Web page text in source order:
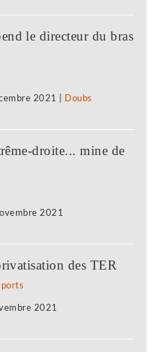
le directeur du bras
2021 Doubs
droite... mine de
2021
des TER
2021